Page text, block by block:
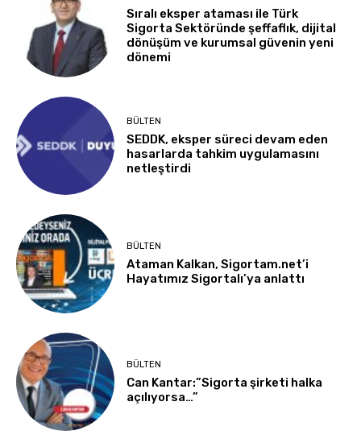
Sıralı eksper ataması ile Türk
Sigorta Sektöründe şeffaflık, dijital
dönüşüm ve kurumsal güvenin yeni
dönemi
BÜLTEN
SEDDK, eksper süreci devam eden
hasarlarda tahkim uygulamasını
netleştirdi
BÜLTEN
Ataman Kalkan, Sigortam.net’i
Hayatımız Sigortalı’ya anlattı
BÜLTEN
Can Kantar:”Sigorta şirketi halka
açılıyorsa…”